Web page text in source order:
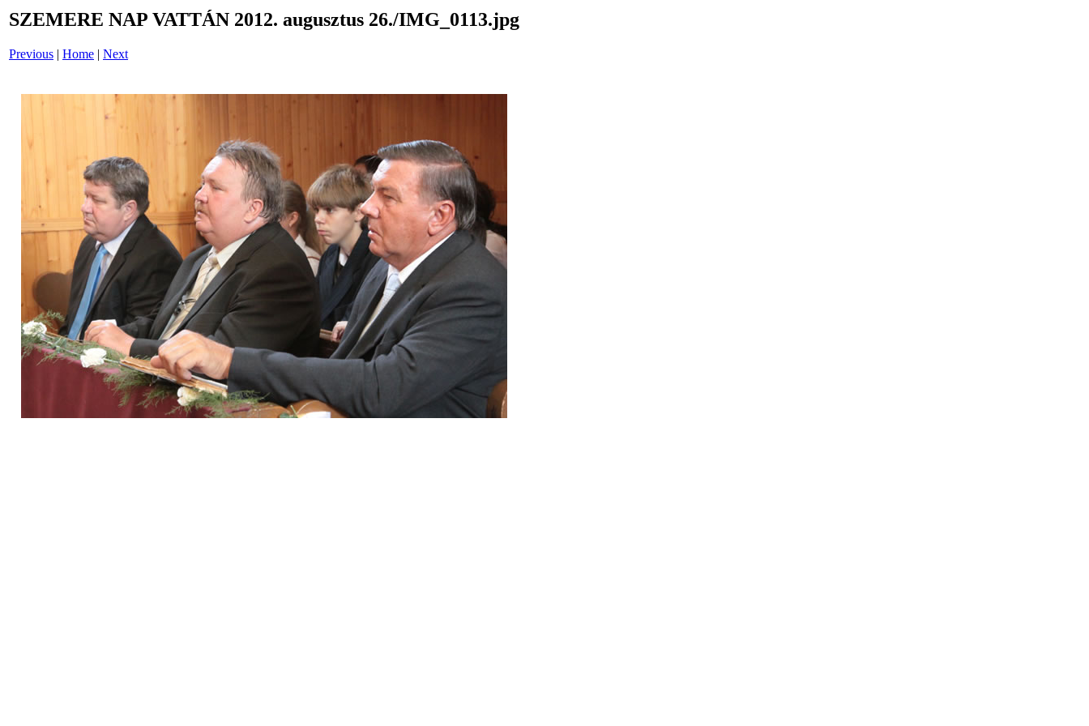
SZEMERE NAP VATTÁN 2012. augusztus 26./IMG_0113.jpg
Previous | Home | Next